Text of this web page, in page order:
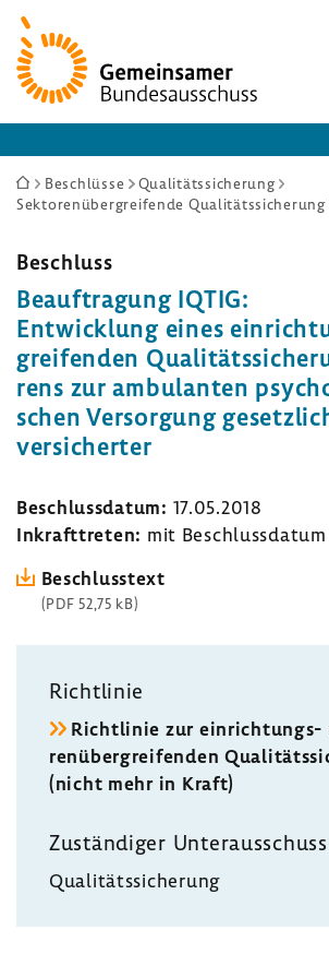
Zur
Startseite
Sie
sind
Beschlüsse
Qualitätssicherung
Sektorenübergreifende Qualitätssicherung
Beschluss
Beauf­tra­gung IQTIG:
Entwick­lung eines
grei­fenden
rens zur ambu­lanten
schen Versor­gung
ver­si­cherter
Beschluss­datum: 17.05.2018
Inkraft­treten: mit Beschluss­datum
Beschluss­text
(PDF 52,75 kB)
Richt­linie
Richt­linie zur
ren­über­grei­fenden
(nicht mehr in Kraft)
Zustän­diger Unter­aus­schuss
Quali­täts­si­che­rung